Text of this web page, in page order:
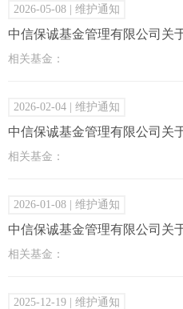
2026-05-08 | 维护通知
中信保诚基金管理有限公司关
相关基金：
2026-02-04 | 维护通知
中信保诚基金管理有限公司关
相关基金：
2026-01-08 | 维护通知
中信保诚基金管理有限公司关
相关基金：
2025-12-19 | 维护通知